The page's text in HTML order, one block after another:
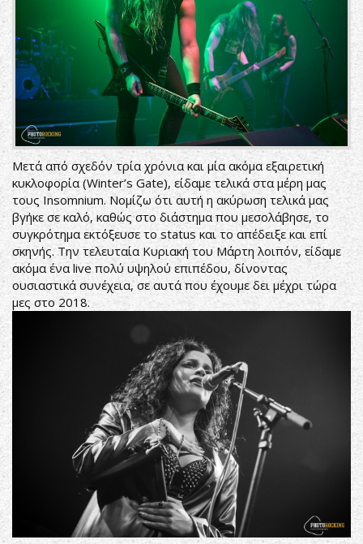
Μετά από σχεδόν τρία χρόνια και μία ακόμα εξαιρετική
κυκλοφορία (Winter’s Gate), είδαμε τελικά στα μέρη μας
τους Insomnium. Νομίζω ότι αυτή η ακύρωση τελικά μας
βγήκε σε καλό, καθώς στο διάστημα που μεσολάβησε, το
συγκρότημα εκτόξευσε το status και το απέδειξε και επί
σκηνής. Την τελευταία Κυριακή του Μάρτη λοιπόν, είδαμε
ακόμα ένα live πολύ υψηλού επιπέδου, δίνοντας
ουσιαστικά συνέχεια, σε αυτά που έχουμε δει μέχρι τώρα
μες στο 2018.